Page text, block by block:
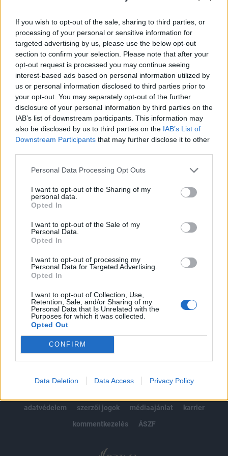
If you wish to opt-out of the sale, sharing to third parties, or
processing of your personal or sensitive information for
targeted advertising by us, please use the below opt-out
section to confirm your selection. Please note that after your
opt-out request is processed you may continue seeing
interest-based ads based on personal information utilized by
us or personal information disclosed to third parties prior to
your opt-out. You may separately opt-out of the further
disclosure of your personal information by third parties on the
IAB’s list of downstream participants. This information may
also be disclosed by us to third parties on the IAB’s List of
Downstream Participants that may further disclose it to other
Personal Data Processing Opt Outs
I want to opt-out of the Sharing of my
personal data.
Opted In
I want to opt-out of the Sale of my
Personal Data.
Opted In
I want to opt-out of processing my
Personal Data for Targeted Advertising.
Opted In
I want to opt-out of Collection, Use,
Retention, Sale, and/or Sharing of my
Personal Data that Is Unrelated with the
Purposes for which it was collected.
Opted Out
CONFIRM
Data Deletion Data Access Privacy Policy
AI & Digital Transformation 2026Berobbant az AI az üzleti
világba, és már megállíthatatlan a változás! November 26-
án jön a Portfolio AI & Digital Transformation konferencia,
regisztráció és részletek itt!Információ és jelentkezésA
Brave1 online piactér jelenleg több mint 1100 terméket
kínál az ukrán katonáknak, legnépszerűbb most ezek közül
a BlueBird Drones által fejlesztett...
KEDVES OLVASÓNK!
Az előfizetés a következőket tartalmazza:
Portfolio.hu teljes cikkarchívum
Kötéslisták: BÉT elmúlt 2 év napon belüli
kötéslistái
Előfizetés
MÁR ELŐFIZETŐNK VAGY?BEJELENTKEZÉS
adatvédelem
szerzői jogok médiaajánlat
karrier
kommentkezelés
ÁSZF